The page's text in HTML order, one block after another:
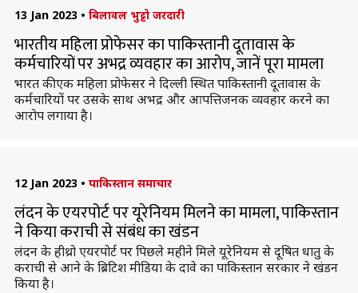
13 Jan 2023 • बिलावल भुट्टो जरदारी
भारतीय महिला प्रोफेसर का पाकिस्तानी दूतावास के
कर्मचारियों पर अभद्र व्यवहार का आरोप, जानें पूरा मामला
भारत की एक महिला प्रोफेसर ने दिल्ली स्थित पाकिस्तानी दूतावास के
कर्मचारियों पर उसके साथ अभद्र और आपत्तिजनक व्यवहार करने का
आरोप लगाया है।
12 Jan 2023 • पाकिस्तान समाचार
लंदन के एयरपोर्ट पर यूरेनियम मिलने का मामला, पाकिस्तान
ने किया कराची से संबंध का खंडन
लंदन के हीथ्रो एयरपोर्ट पर पिछले महीने मिले यूरेनियम से दूषित धातु के
कराची से आने के ब्रिटिश मीडिया के दावे का पाकिस्तान सरकार ने खंडन
किया है।